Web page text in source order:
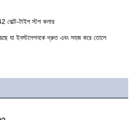
বোল্ট-টাইপ স্টপ কলার
যা ইনস্টলেশনকে দ্রুত এবং সহজ করে তোলে